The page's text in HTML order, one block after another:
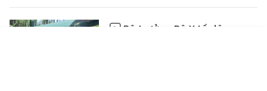
Bộ trưởng Bộ Y tế dâng